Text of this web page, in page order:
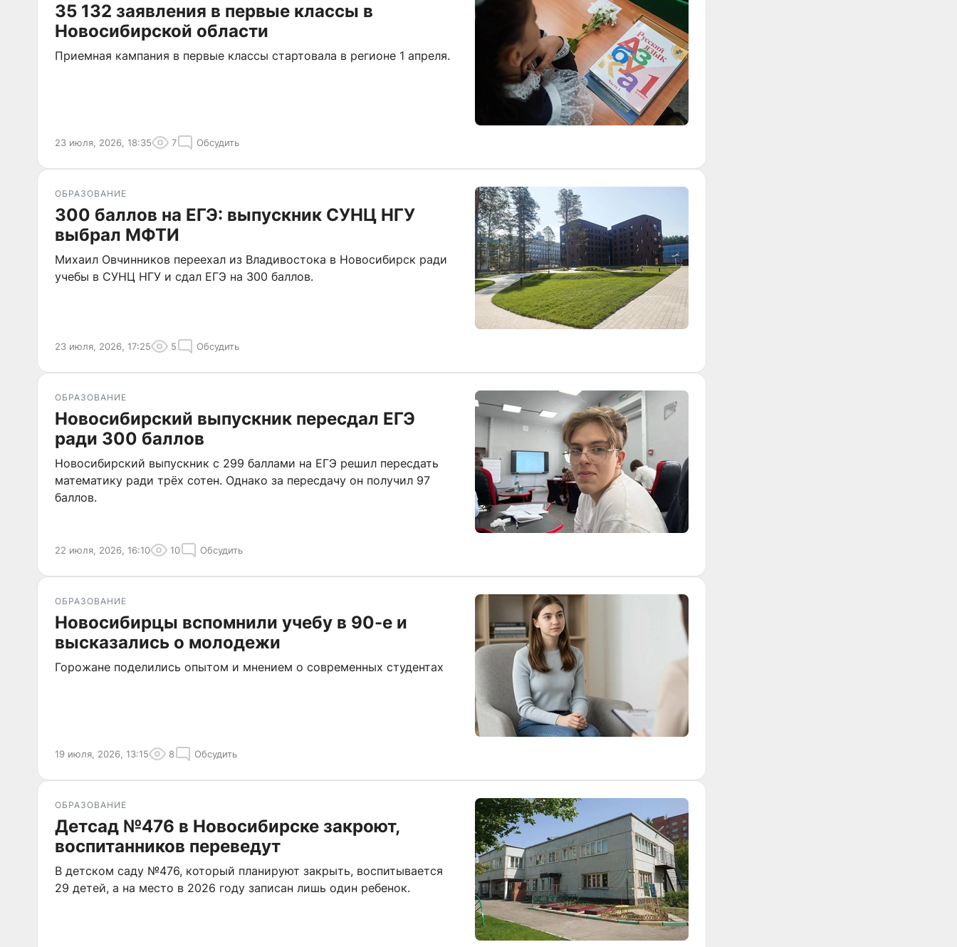
35 132 заявления в первые классы в
Новосибирской области
Приемная кампания в первые классы стартовала в регионе 1 апреля.
23 июля, 2026, 18:35 7 Обсудить
ОБРАЗОВАНИЕ
300 баллов на ЕГЭ: выпускник СУНЦ НГУ
выбрал МФТИ
Михаил Овчинников переехал из Владивостока в Новосибирск ради
учебы в СУНЦ НГУ и сдал ЕГЭ на 300 баллов.
23 июля, 2026, 17:25 5 Обсудить
ОБРАЗОВАНИЕ
Новосибирский выпускник пересдал ЕГЭ
ради 300 баллов
Новосибирский выпускник с 299 баллами на ЕГЭ решил пересдать
математику ради трёх сотен. Однако за пересдачу он получил 97
баллов.
22 июля, 2026, 16:10 10 Обсудить
ОБРАЗОВАНИЕ
Новосибирцы вспомнили учебу в 90-е и
высказались о молодежи
Горожане поделились опытом и мнением о современных студентах
19 июля, 2026, 13:15 8 Обсудить
ОБРАЗОВАНИЕ
Детсад №476 в Новосибирске закроют,
воспитанников переведут
В детском саду №476, который планируют закрыть, воспитывается
29 детей, а на место в 2026 году записан лишь один ребенок.